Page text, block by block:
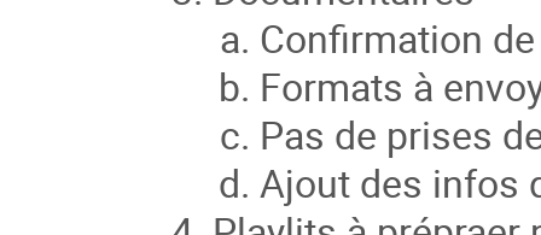
Confirmation
Formats à
Pas de prises
Ajout des infos